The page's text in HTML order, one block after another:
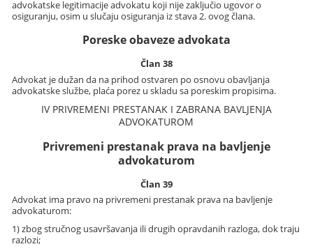
advokatske legitimacije advokatu koji nije zaključio ugovor o
osiguranju, osim u slučaju osiguranja iz stava 2. ovog člana.
Poreske obaveze advokata
Član 38
Advokat je dužan da na prihod ostvaren po osnovu obavljanja
advokatske službe, plaća porez u skladu sa poreskim propisima.
IV PRIVREMENI PRESTANAK I ZABRANA BAVLJENJA
ADVOKATUROM
Privremeni prestanak prava na bavljenje
advokaturom
Član 39
Advokat ima pravo na privremeni prestanak prava na bavljenje
advokaturom:
1) zbog stručnog usavršavanja ili drugih opravdanih razloga, dok traju
razlozi;